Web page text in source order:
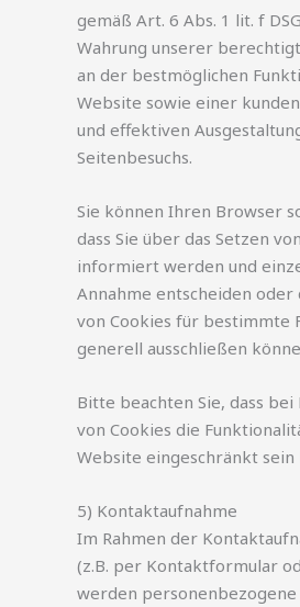
gemäß Art. 6 Abs. 1 lit. f
Wahrung unserer
an der bestmöglichen
Website sowie einer
und effektiven
Seitenbesuchs.
Sie können Ihren Browser
dass Sie über das Setzen
informiert werden und
Annahme entscheiden oder
von Cookies für bestimmte
generell ausschließen
Bitte beachten Sie, dass
von Cookies die
Website eingeschränkt sein
5) Kontaktaufnahme
Im Rahmen der
(z.B. per Kontaktformular
werden